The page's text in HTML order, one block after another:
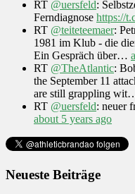
RT @uersfeld:
Ferndiagnose https://
RT @teiteteemaer:
1981 im Klub - die
Ein Gespräch über…
RT @TheAtlantic:
the September 11
are still grappling
RT @uersfeld: neuer
about 5 years ago
Neueste Beiträge